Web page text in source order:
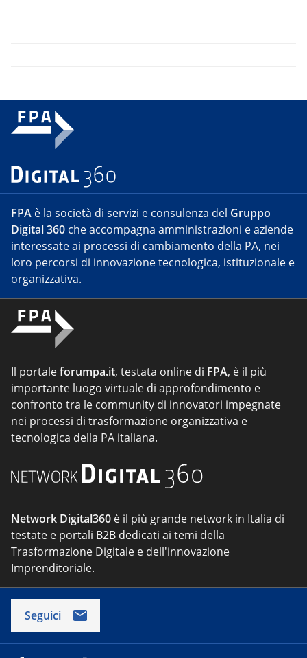
FPA è la società di servizi e consulenza del Gruppo
Digital 360 che accompagna amministrazioni e aziende
interessate ai processi di cambiamento della PA, nei
loro percorsi di innovazione tecnologica, istituzionale e
organizzativa.
Il portaleforumpa.it, testata online di FPA, è il più
importante luogo virtuale di approfondimento e
confronto tra le community di innovatori impegnate
nei processi di trasformazione organizzativa e
tecnologica della PA italiana.
Network Digital360 è il più grande network in Italia di
testate e portali B2B dedicati ai temi della
Trasformazione Digitale e dell'innovazione
Imprenditoriale.
Seguici